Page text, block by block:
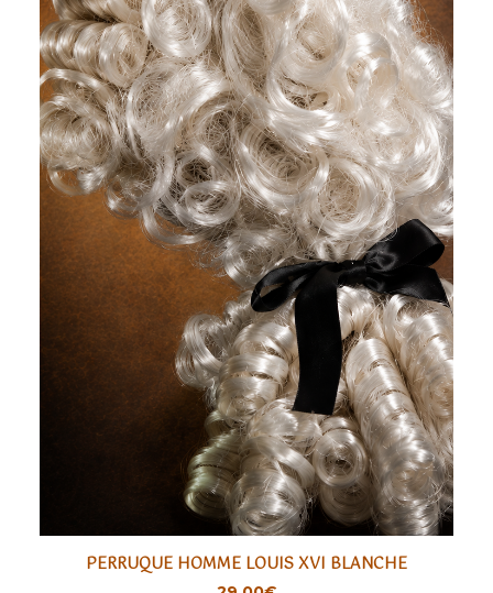
PERRUQUE HOMME LOUIS XVI BLANCHE